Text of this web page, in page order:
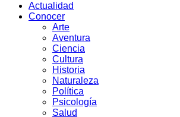
Actualidad
Conocer
Arte
Aventura
Ciencia
Cultura
Historia
Naturaleza
Política
Psicología
Salud